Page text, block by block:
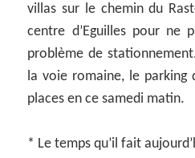
villas sur le chemin du
centre d’Eguilles pour ne
problème de
la voie romaine, le parking
places en ce samedi matin.
* Le temps qu’il fait